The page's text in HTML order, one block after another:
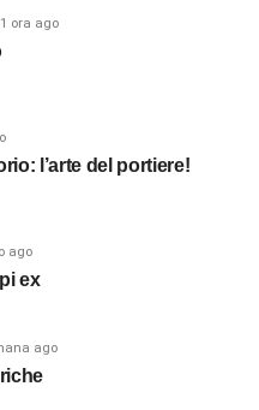
1 ora ago
l’arte del portiere!
ago
ex
ago